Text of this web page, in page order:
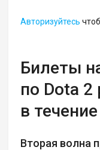
Авторизуйтесь
Билеты
по Dota 2
в
Вторая волна